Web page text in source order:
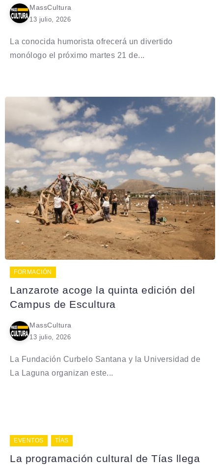
MassCultura
13 julio, 2026
La conocida humorista ofrecerá un divertido
monólogo el próximo martes 21 de...
FORMACIÓN
Lanzarote acoge la quinta edición del
Campus de Escultura
MassCultura
13 julio, 2026
La Fundación Curbelo Santana y la Universidad de
La Laguna organizan este...
EVENTOS TÍAS
La programación cultural de Tías llega